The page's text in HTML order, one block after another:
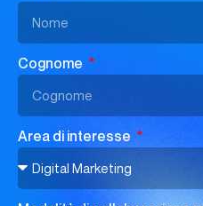
Cognome
Area di interesse